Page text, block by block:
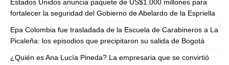
Estados Unidos anuncia paquete de US$1.000 millones para
fortalecer la seguridad del Gobierno de Abelardo de la Espriella
Epa Colombia fue trasladada de la Escuela de Carabineros a La
Picaleña: los episodios que precipitaron su salida de Bogotá
¿Quién es Ana Lucía Pineda? La empresaria que se convirtió